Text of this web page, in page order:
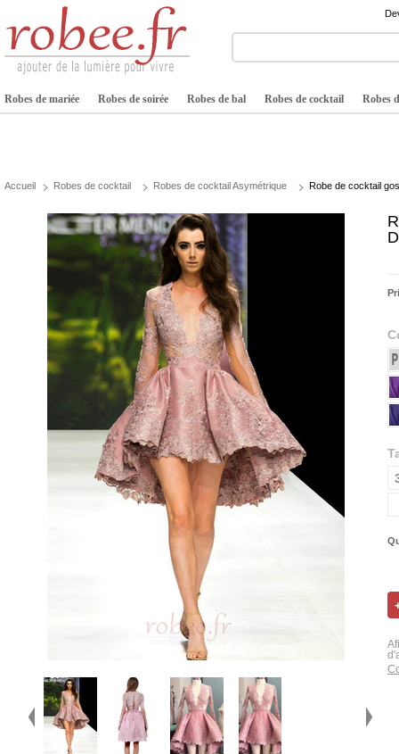
Robes de mariée Robes de soirée Robes de bal Robes de cocktail Robes
Accueil Robes de cocktail Robes de cocktail Asymétrique Robe de cocktail